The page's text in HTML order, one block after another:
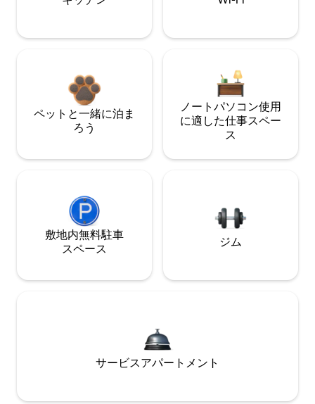
ペットと一緒に泊ま
ろう
ノートパソコン使用
に適した仕事スペー
ス
敷地内無料駐⁠車
ス⁠ペ⁠ー⁠ス
ジム
サービスアパートメント